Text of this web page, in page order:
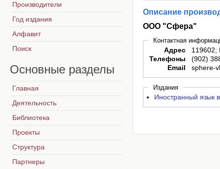
Описание
ООО "Сфера"
Контактная
Адрес
119602;
Телефоны
(902)
Email
sphere-
Издания
Иностранный язык
Производители
Год издания
Алфавит
Поиск
Основные разделы
Главная
Деятельность
Библиотека
Проекты
Структура
Партнеры